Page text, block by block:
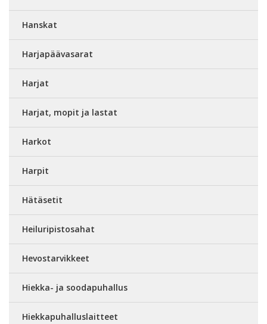
Hanskat
Harjapäävasarat
Harjat
Harjat, mopit ja lastat
Harkot
Harpit
Hätäsetit
Heiluripistosahat
Hevostarvikkeet
Hiekka- ja soodapuhallus
Hiekkapuhalluslaitteet